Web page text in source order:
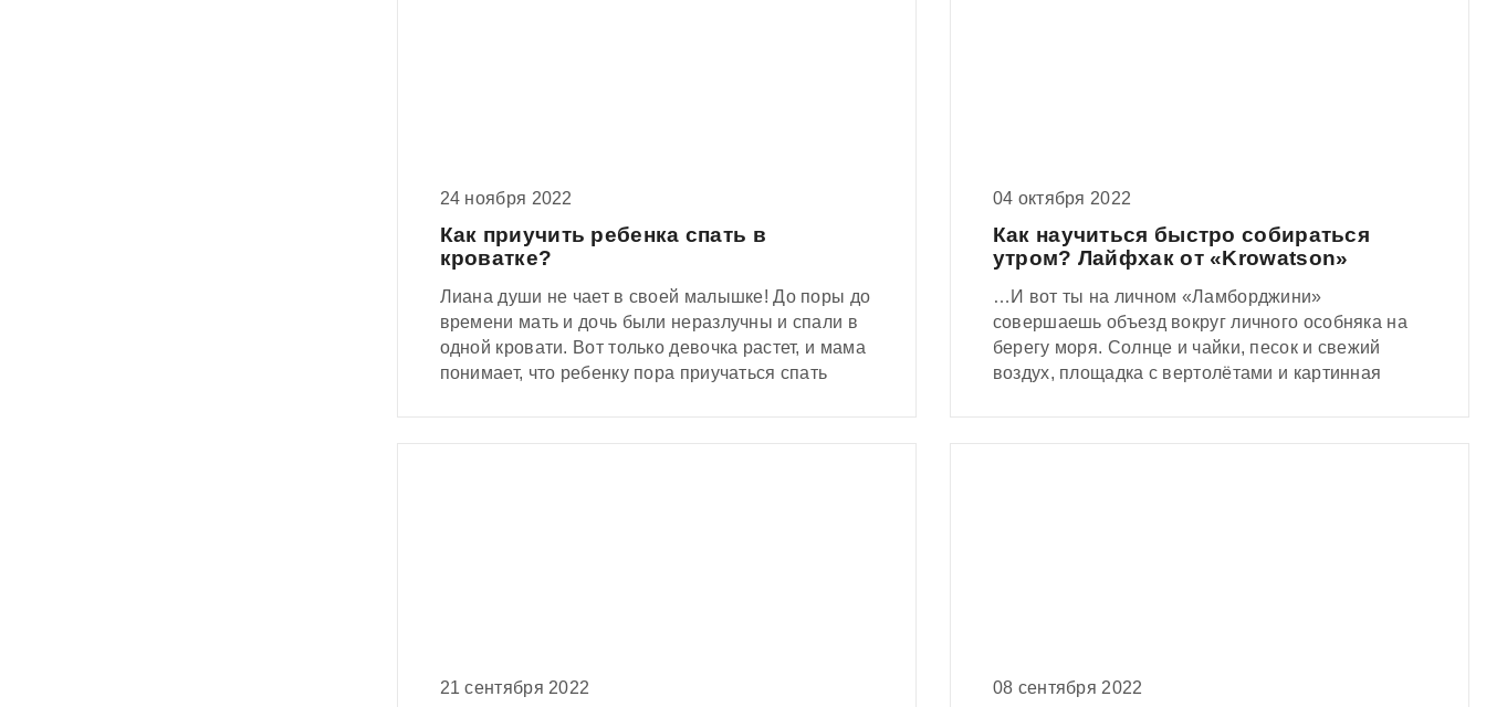
24 ноября 2022
Как приучить ребенка спать в
кроватке?
Лиана души не чает в своей малышке! До поры до
времени мать и дочь были неразлучны и спали в
одной кровати. Вот только девочка растет, и мама
понимает, что ребенку пора приучаться спать
04 октября 2022
Как научиться быстро собираться
утром? Лайфхак от «Krowatson»
…И вот ты на личном «Ламборджини»
совершаешь объезд вокруг личного особняка на
берегу моря. Солнце и чайки, песок и свежий
воздух, площадка с вертолётами и картинная
хочется, но надо! Утренние сборы – тот еще
21 сентября 2022 08 сентября 2022